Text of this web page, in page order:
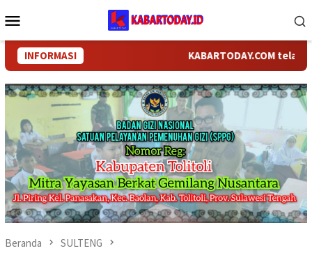
ke
Mobile
INFORMASI KABARTODAY.COM telah
Beranda SULTENG